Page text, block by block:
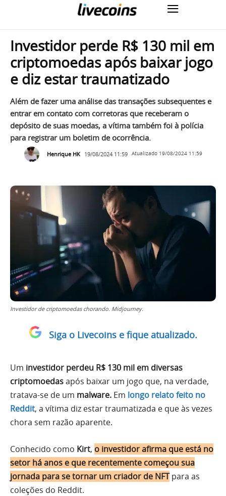
Investidor perde R$ 130 mil em
criptomoedas após baixar jogo
e diz estar traumatizado
Além de fazer uma análise das transações subsequentes e
entrar em contato com corretoras que receberam o
depósito de suas moedas, a vítima também foi à polícia
para registrar um boletim de ocorrência.
Henrique HK 19/08/2024 11:59 Atualizado 19/08/2024 11:59
Investidor de criptomoedas chorando. Midjourney.
Siga o Livecoins e fique atualizado.
Um investidor perdeu R$ 130 mil em diversas
criptomoedasapós baixar um jogo que, na verdade,
tratava-se de um malware. Em longo relato feito no
Reddit, a vítima diz estar traumatizada e que às vezes
chora sem razão aparente.
Conhecido como Kirt, o investidor afirma que está no
setor há anos e que recentemente começou sua
jornada para se tornar um criador de NFTpara as
coleções do Reddit.